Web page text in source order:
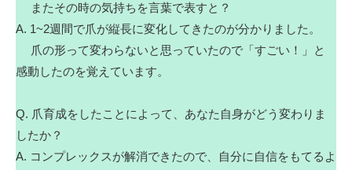
またその時の気持ちを言葉で表すと？
A. 1~2週間で爪が縦長に変化してきたのが分かりました。
爪の形って変わらないと思っていたので「すごい！」と
感動したのを覚えています。
Q. 爪育成をしたことによって、あなた自身がどう変わりま
したか？
A. コンプレックスが解消できたので、自分に自信をもてるよ